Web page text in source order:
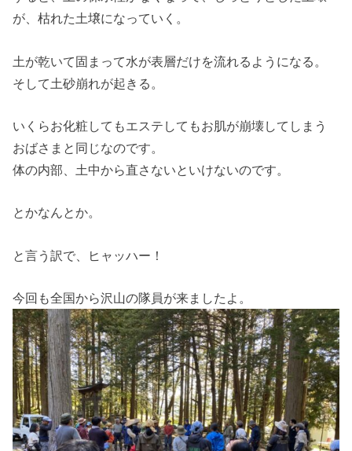
が、枯れた土壌になっていく。
土が乾いて固まって水が表層だけを流れるようになる。
そして土砂崩れが起きる。
いくらお化粧してもエステしてもお肌が崩壊してしまう
おばさまと同じなのです。
体の内部、土中から直さないといけないのです。
とかなんとか。
と言う訳で、ヒャッハー！
今回も全国から沢山の隊員が来ましたよ。